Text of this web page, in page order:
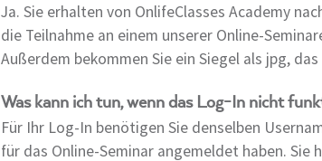
Ja. Sie erhalten von OnlifeClasses Academy
die Teilnahme an einem unserer Online-
Außerdem bekommen Sie ein Siegel als jpg,
Was kann ich tun, wenn das Log-In nicht
Für Ihr Log-In benötigen Sie denselben
für das Online-Seminar angemeldet haben. Sie